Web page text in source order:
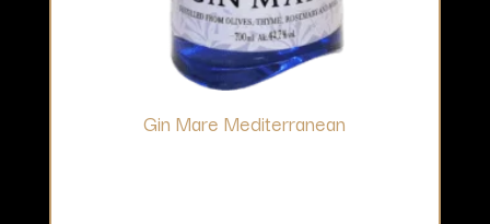
Gin Mare Mediterranean